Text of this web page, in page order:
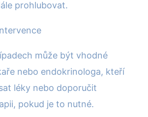
prohlubovat.
může být vhodné
nebo endokrinologa, kteří
léky nebo doporučit
pokud je to nutné.